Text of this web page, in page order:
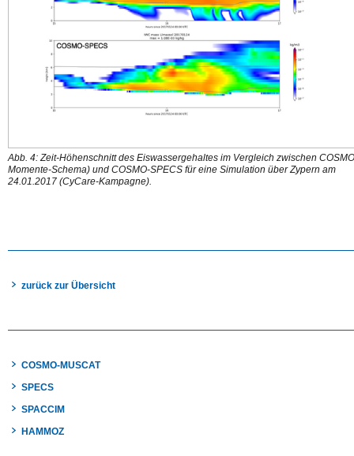
Abb. 4: Zeit-Höhenschnitt des Eiswassergehaltes im Vergleich zwischen
Momente-Schema) und COSMO-SPECS für eine Simulation über Zypern am
24.01.2017 (CyCare-Kampagne).
zurück zur Übersicht
COSMO-MUSCAT
SPECS
SPACCIM
HAMMOZ